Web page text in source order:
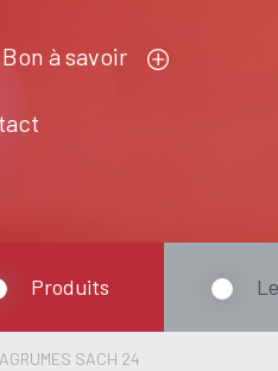
Bon à savoir
SACH 24
Produits